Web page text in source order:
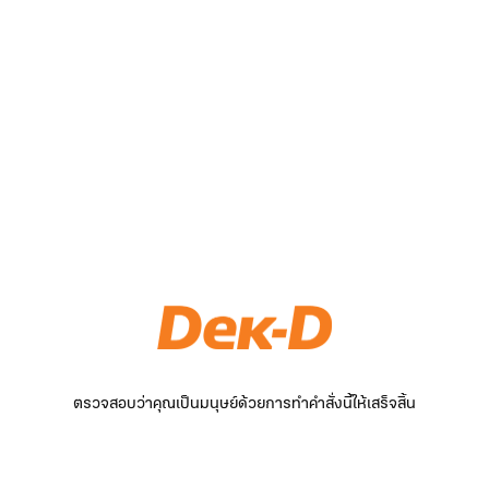
ตรวจสอบว่าคุณเป็นมนุษย์ด้วยการทำคำสั่งนี้ให้เสร็จสิ้น